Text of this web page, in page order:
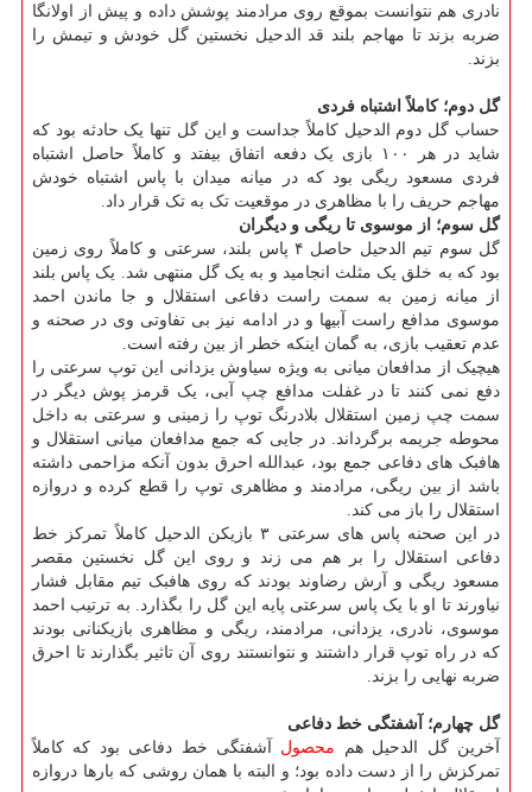
نادری هم نتوانست بموقع روی مرادمند پوشش داده و پیش از اولانگا
ضربه بزند تا مهاجم بلند قد الدحیل نخستین گل خودش و تیمش را
بزند.
گل دوم؛ کاملاً اشتباه فردی
حساب گل دوم الدحیل کاملاً جداست و این گل تنها یک حادثه بود که
شاید در هر ۱۰۰ بازی یک دفعه اتفاق بیفتد و کاملاً حاصل اشتباه
فردی مسعود ریگی بود که در میانه میدان با پاس اشتباه خودش
مهاجم حریف را با مظاهری در موقعیت تک به تک قرار داد.
گل سوم؛ از موسوی تا ریگی و دیگران
گل سوم تیم الدحیل حاصل ۴ پاس بلند، سرعتی و کاملاً روی زمین
بود که به خلق یک مثلث انجامید و به یک گل منتهی شد. یک پاس بلند
از میانه زمین به سمت راست دفاعی استقلال و جا ماندن احمد
موسوی مدافع راست آبیها و در ادامه نیز بی تفاوتی وی در صحنه و
عدم تعقیب بازی، به گمان اینکه خطر از بین رفته است.
هیچیک از مدافعان میانی به ویژه سیاوش یزدانی این توپ سرعتی را
دفع نمی کنند تا در غفلت مدافع چپ آبی، یک قرمز پوش دیگر در
سمت چپ زمین استقلال بلادرنگ توپ را زمینی و سرعتی به داخل
محوطه جریمه برگرداند. در جایی که جمع مدافعان میانی استقلال و
هافبک های دفاعی جمع بود، عبدالله احرق بدون آنکه مزاحمی داشته
باشد از بین ریگی، مرادمند و مظاهری توپ را قطع کرده و دروازه
استقلال را باز می کند.
در این صحنه پاس های سرعتی ۳ بازیکن الدحیل کاملاً تمرکز خط
دفاعی استقلال را بر هم می زند و روی این گل نخستین مقصر
مسعود ریگی و آرش رضاوند بودند که روی هافبک تیم مقابل فشار
نیاورند تا او با یک پاس سرعتی پایه این گل را بگذارد. به ترتیب احمد
موسوی، نادری، یزدانی، مرادمند، ریگی و مظاهری بازیکنانی بودند
که در راه توپ قرار داشتند و نتوانستند روی آن تاثیر بگذارند تا احرق
ضربه نهایی را بزند.
گل چهارم؛ آشفتگی خط دفاعی
آخرین گل الدحیل هم محصول آشفتگی خط دفاعی بود که کاملاً
تمرکزش را از دست داده بود؛ و البته با همان روشی که بارها دروازه